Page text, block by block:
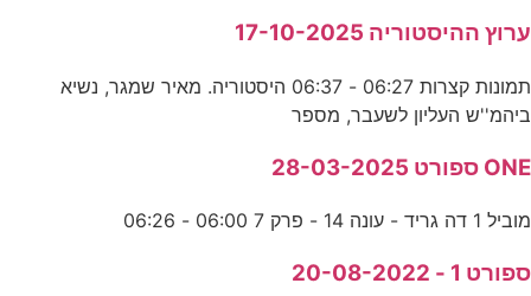
ערוץ ההיסטוריה 17-10-2025
תמונות קצרות 06:27 - 06:37 היסטוריה. מאיר שמגר, נשיא
ביהמ''ש העליון לשעבר, מספר
ONE ספורט 28-03-2025
מוביל 1 דה גריד - עונה 14 - פרק 7 06:00 - 06:26
ספורט 1 - 20-08-2022